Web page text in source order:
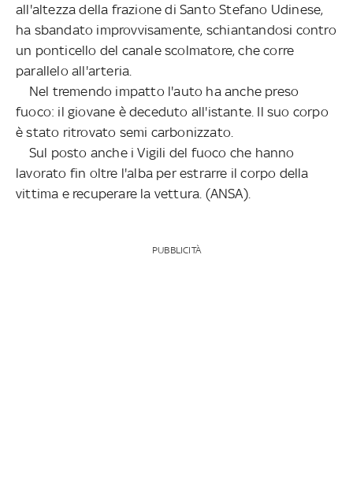
all'altezza della frazione di Santo Stefano Udinese,
ha sbandato improvvisamente, schiantandosi contro
un ponticello del canale scolmatore, che corre
parallelo all'arteria.
Nel tremendo impatto l'auto ha anche preso
fuoco: il giovane è deceduto all'istante. Il suo corpo
è stato ritrovato semi carbonizzato.
Sul posto anche i Vigili del fuoco che hanno
lavorato fin oltre l'alba per estrarre il corpo della
vittima e recuperare la vettura. (ANSA).
PUBBLICITÀ